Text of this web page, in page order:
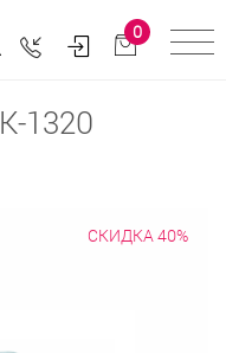
0
1320
СКИДКА 40%